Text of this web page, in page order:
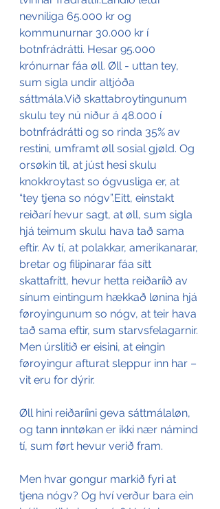
nevniliga 65.000 kr og
kommunurnar 30.000 kr í
botnfrádrátti. Hesar 95.000
krónurnar fáa øll. Øll - uttan tey,
sum sigla undir altjóða
sáttmála.Við skattabroytingunum
skulu tey nú niður á 48.000 í
botnfrádrátti og so rinda 35% av
restini, umframt øll sosial gjøld. Og
orsøkin til, at júst hesi skulu
knokkroytast so ógvusliga er, at
“tey tjena so nógv”.Eitt, einstakt
reiðarí hevur sagt, at øll, sum sigla
hjá teimum skulu hava tað sama
eftir. Av tí, at polakkar, amerikanarar,
bretar og filipinarar fáa sítt
skattafrítt, hevur hetta reiðaríið av
sínum eintingum hækkað lønina hjá
føroyingunum so nógv, at teir hava
tað sama eftir, sum starvsfelagarnir.
Men úrslitið er eisini, at eingin
føroyingur afturat sleppur inn har –
vit eru for dýrir.
Øll hini reiðaríini geva sáttmálaløn,
og tann inntøkan er ikki nær námind
tí, sum ført hevur verið fram.
Men hvar gongur markið fyri at
tjena nógv? Og hví verður bara ein